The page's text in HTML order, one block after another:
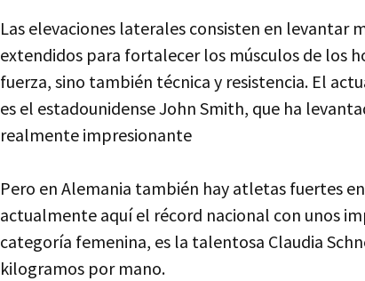
Las elevaciones laterales consisten en levantar
extendidos para fortalecer los músculos de los
fuerza, sino también técnica y resistencia. El
es el estadounidense John Smith, que ha
realmente impresionante
Pero en Alemania también hay atletas fuertes
actualmente aquí el récord nacional con unos
categoría femenina, es la talentosa Claudia
kilogramos por mano.